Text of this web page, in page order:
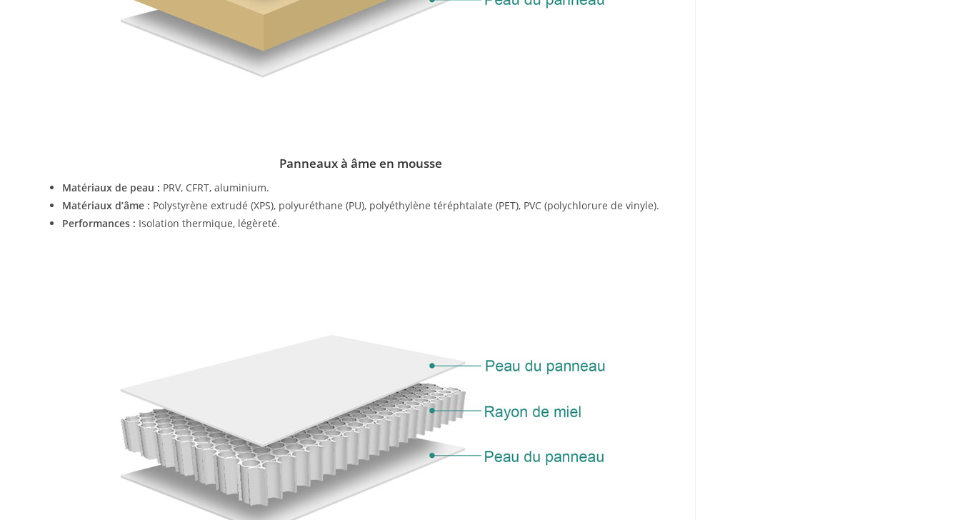
Panneaux à âme en mousse
Matériaux de peau : PRV, CFRT, aluminium.
Matériaux d’âme : Polystyrène extrudé (XPS), polyuréthane (PU), polyéthylène téréphtalate (PET), PVC (polychlorure de vinyle).
Performances : Isolation thermique, légèreté.